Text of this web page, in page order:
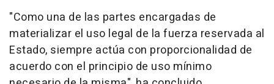
"Como una de las partes encargadas de
materializar el uso legal de la fuerza reservada al
Estado, siempre actúa con proporcionalidad de
acuerdo con el principio de uso mínimo